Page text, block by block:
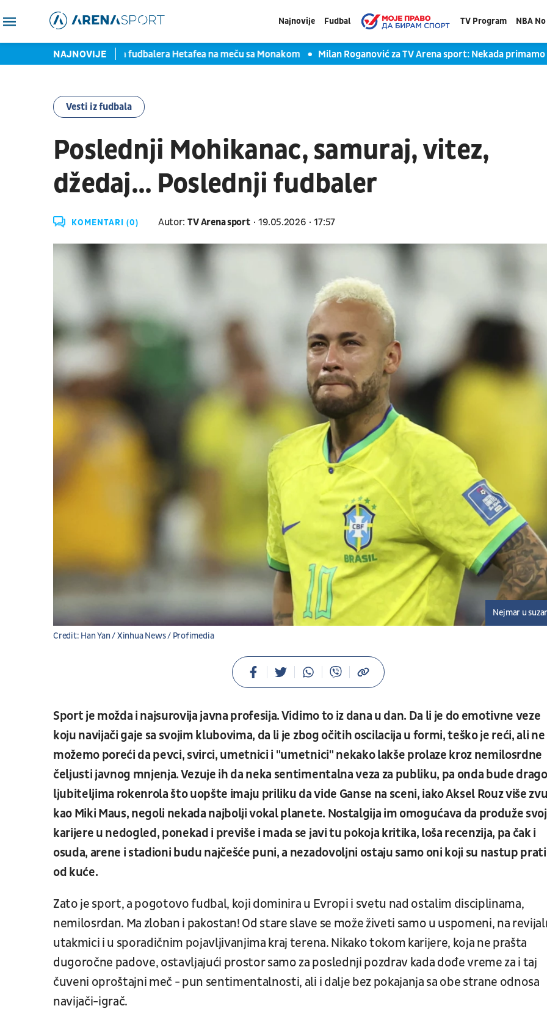
Najnovije Fudbal TV Program NBA
NAJNOVIJE
Teška povreda fudbalera Hetafea na meču sa Monakom Milan Roganović za TV Arena sport: Nekada primamo
Vesti iz fudbala
Poslednji Mohikanac, samuraj, vitez,
džedaj... Poslednji fudbaler
KOMENTARI (0) Autor: TV Arena sport 19.05.2026 17:57
Credit: Han Yan / Xinhua News / Profimedia
Nejmar u
Sport je možda i najsurovija javna profesija. Vidimo to iz dana u dan. Da li je do emotivne veze
koju navijači gaje sa svojim klubovima, da li je zbog očitih oscilacija u formi, teško je reći, ali ne
možemo poreći da pevci, svirci, umetnici i "umetnici" nekako lakše prolaze kroz nemilosrdne
čeljusti javnog mnjenja. Vezuje ih da neka sentimentalna veza za publiku, pa onda bude drago
ljubiteljima rokenrola što uopšte imaju priliku da vide Ganse na sceni, iako Aksel Rouz više
kao Miki Maus, negoli nekada najbolji vokal planete. Nostalgija im omogućava da produže
karijere u nedogled, ponekad i previše i mada se javi tu pokoja kritika, loša recenzija, pa čak i
osuda, arene i stadioni budu najčešće puni, a nezadovoljni ostaju samo oni koji su nastup
od kuće.
Zato je sport, a pogotovo fudbal, koji dominira u Evropi i svetu nad ostalim disciplinama,
nemilosrdan. Ma zloban i pakostan! Od stare slave se može živeti samo u uspomeni, na
utakmici i u sporadičnim pojavljivanjima kraj terena. Nikako tokom karijere, koja ne prašta
dugoročne padove, ostavljajući prostor samo za poslednji pozdrav kada dođe vreme za i taj
čuveni oproštajni meč - pun sentimentalnosti, ali i dalje bez pokajanja sa obe strane odnosa
navijači-igrač.